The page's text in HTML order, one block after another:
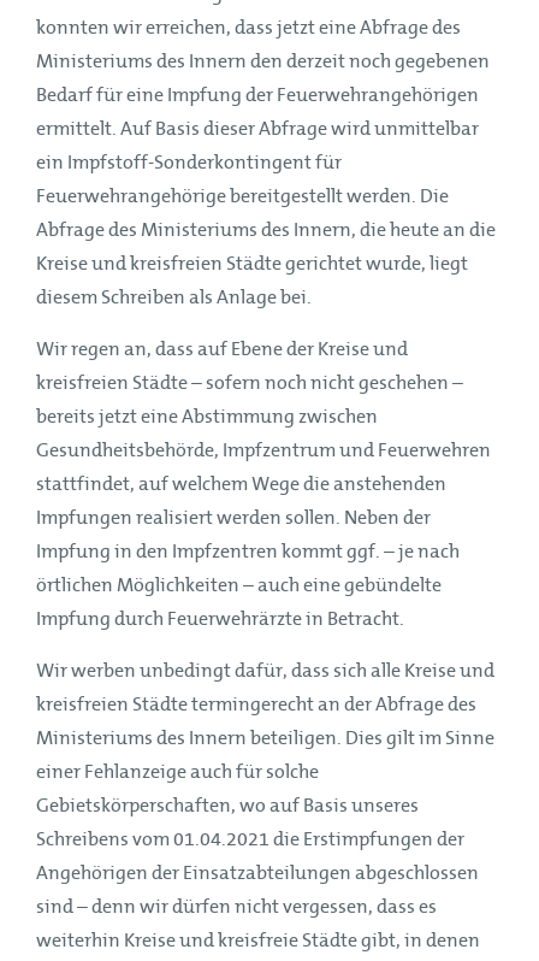
konnten wir erreichen, dass jetzt eine Abfrage des
Ministeriums des Innern den derzeit noch gegebenen
Bedarf für eine Impfung der Feuerwehrangehörigen
ermittelt. Auf Basis dieser Abfrage wird unmittelbar
ein Impfstoff-Sonderkontingent für
Feuerwehrangehörige bereitgestellt werden. Die
Abfrage des Ministeriums des Innern, die heute an die
Kreise und kreisfreien Städte gerichtet wurde, liegt
diesem Schreiben als Anlage bei.
Wir regen an, dass auf Ebene der Kreise und
kreisfreien Städte – sofern noch nicht geschehen –
bereits jetzt eine Abstimmung zwischen
Gesundheitsbehörde, Impfzentrum und Feuerwehren
stattfindet, auf welchem Wege die anstehenden
Impfungen realisiert werden sollen. Neben der
Impfung in den Impfzentren kommt ggf. – je nach
örtlichen Möglichkeiten – auch eine gebündelte
Impfung durch Feuerwehrärzte in Betracht.
Wir werben unbedingt dafür, dass sich alle Kreise und
kreisfreien Städte termingerecht an der Abfrage des
Ministeriums des Innern beteiligen. Dies gilt im Sinne
einer Fehlanzeige auch für solche
Gebietskörperschaften, wo auf Basis unseres
Schreibens vom 01.04.2021 die Erstimpfungen der
Angehörigen der Einsatzabteilungen abgeschlossen
sind – denn wir dürfen nicht vergessen, dass es
weiterhin Kreise und kreisfreie Städte gibt, in denen